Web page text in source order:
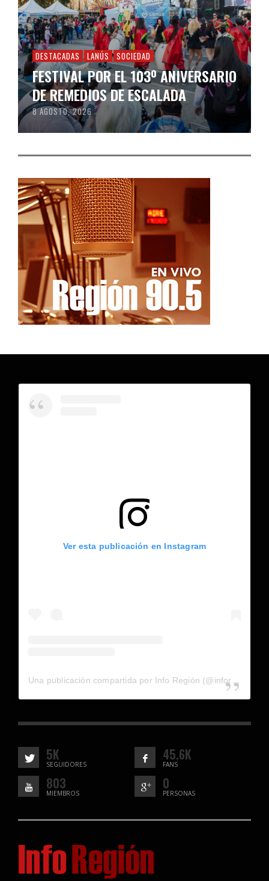
DESTACADAS LANÚS SOCIEDAD
FESTIVAL POR EL 103º ANIVERSARIO
DE REMEDIOS DE ESCALADA
8 AGOSTO, 2026
Ver esta publicación en Instagram
5K
SEGUIDORES
45.6K
FANS
803
MIEMBROS
0
PERSONAS